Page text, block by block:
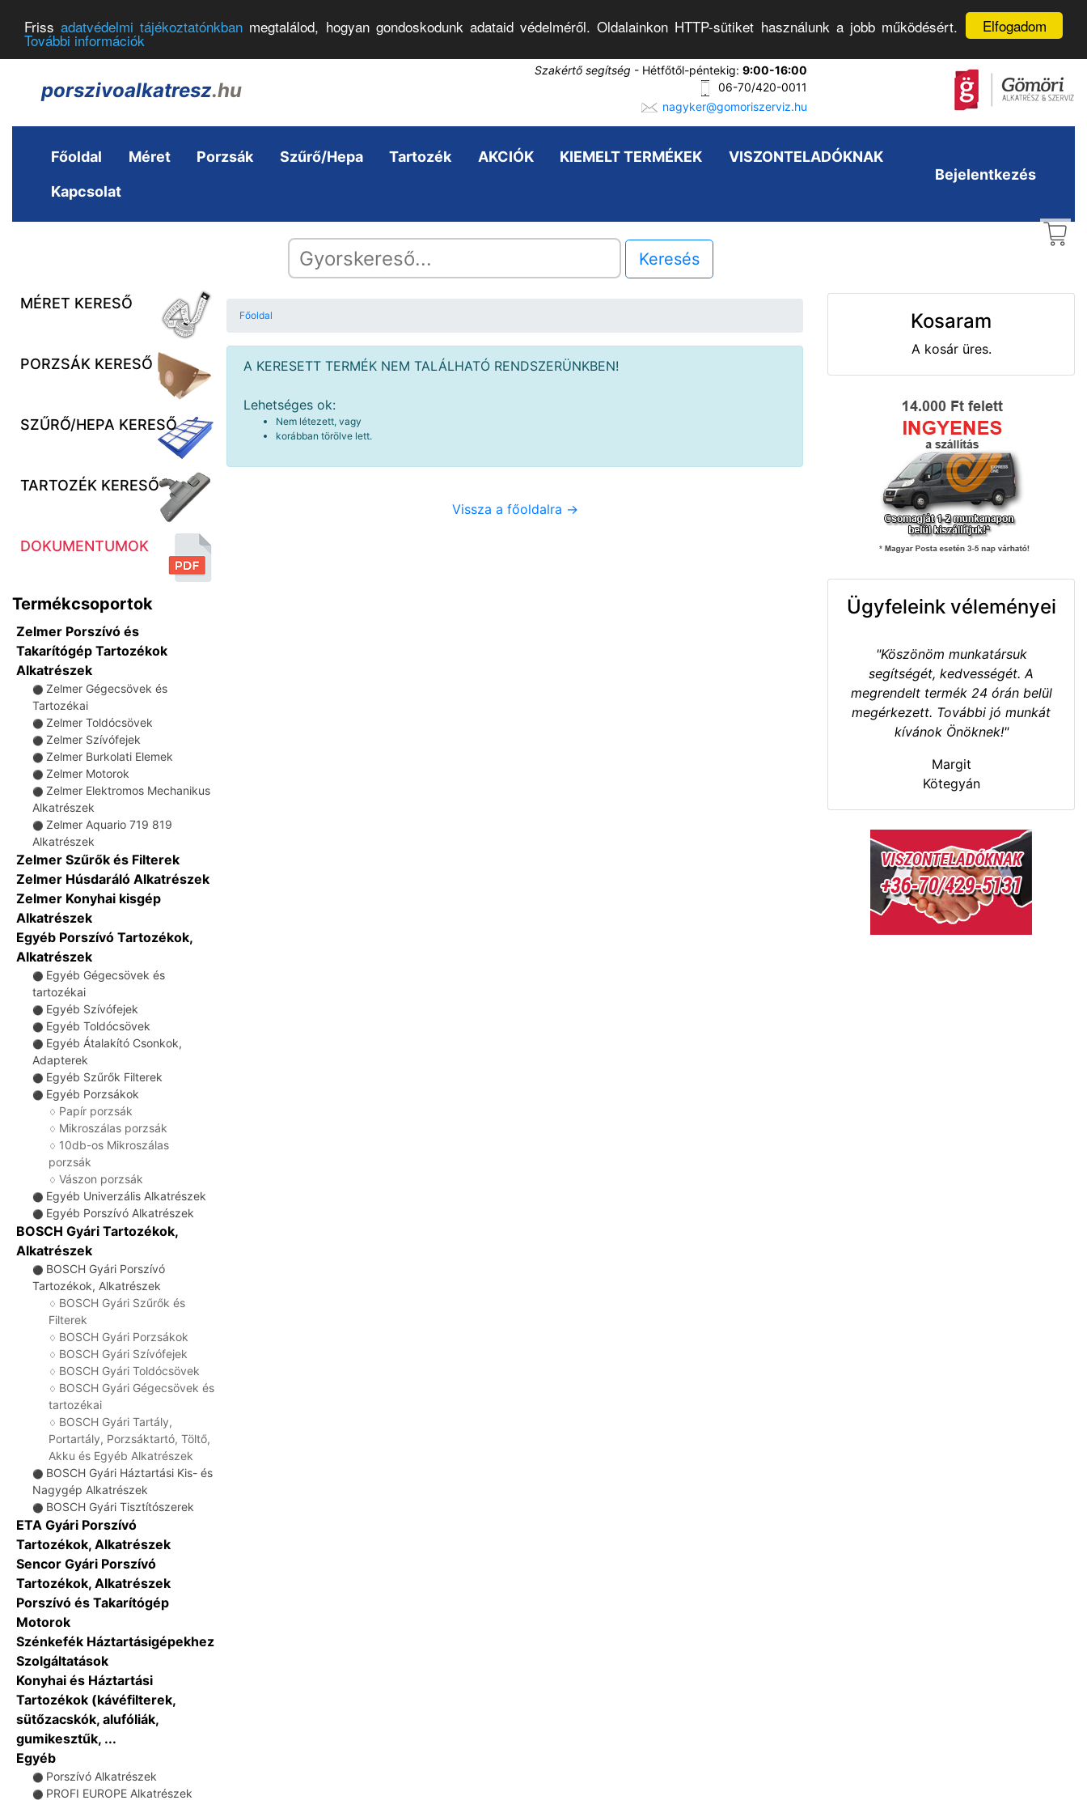
Elfogadom
Frissadatvédelmi tájékoztatónkban megtalálod, hogyan gondoskodunk adataid védelméről. Oldalainkon HTTP-sütiket használunk a jobb működésért.
További információk
porszivoalkatresz.hu
Szakértő segítség - Hétfőtől-péntekig: 9:00-16:00
06-70/420-0011
nagyker@gomoriszerviz.hu
Főoldal Méret Porzsák Szűrő/Hepa Tartozék AKCIÓK KIEMELT TERMÉKEK VISZONTELADÓKNAK
Kapcsolat
Bejelentkezés
Keresés
MÉRET KERESŐ
PORZSÁK KERESŐ
SZŰRŐ/HEPA KERESŐ
TARTOZÉK KERESŐ
DOKUMENTUMOK
Termékcsoportok
Zelmer Porszívó és
Takarítógép Tartozékok
Alkatrészek
⚫ Zelmer Gégecsövek és
Tartozékai
⚫ Zelmer Toldócsövek
⚫ Zelmer Szívófejek
⚫ Zelmer Burkolati Elemek
⚫ Zelmer Motorok
⚫ Zelmer Elektromos Mechanikus
Alkatrészek
⚫ Zelmer Aquario 719 819
Alkatrészek
Zelmer Szűrők és Filterek
Zelmer Húsdaráló Alkatrészek
Zelmer Konyhai kisgép
Alkatrészek
Egyéb Porszívó Tartozékok,
Alkatrészek
⚫ Egyéb Gégecsövek és
tartozékai
⚫ Egyéb Szívófejek
⚫ Egyéb Toldócsövek
⚫ Egyéb Átalakító Csonkok,
Adapterek
⚫ Egyéb Szűrők Filterek
⚫ Egyéb Porzsákok
♢ Papír porzsák
♢ Mikroszálas porzsák
♢ 10db-os Mikroszálas
porzsák
♢ Vászon porzsák
⚫ Egyéb Univerzális Alkatrészek
⚫ Egyéb Porszívó Alkatrészek
BOSCH Gyári Tartozékok,
Alkatrészek
⚫ BOSCH Gyári Porszívó
Tartozékok, Alkatrészek
♢ BOSCH Gyári Szűrők és
Filterek
♢ BOSCH Gyári Porzsákok
♢ BOSCH Gyári Szívófejek
♢ BOSCH Gyári Toldócsövek
♢ BOSCH Gyári Gégecsövek és
tartozékai
♢ BOSCH Gyári Tartály,
Portartály, Porzsáktartó, Töltő,
Akku és Egyéb Alkatrészek
⚫ BOSCH Gyári Háztartási Kis- és
Nagygép Alkatrészek
⚫ BOSCH Gyári Tisztítószerek
ETA Gyári Porszívó
Tartozékok, Alkatrészek
Sencor Gyári Porszívó
Tartozékok, Alkatrészek
Porszívó és Takarítógép
Motorok
Szénkefék Háztartásigépekhez
Szolgáltatások
Konyhai és Háztartási
Tartozékok (kávéfilterek,
sütőzacskók, alufóliák,
gumikesztűk, ...
Egyéb
⚫ Porszívó Alkatrészek
⚫ PROFI EUROPE Alkatrészek
Főoldal
A KERESETT TERMÉK NEM TALÁLHATÓ RENDSZERÜNKBEN!
Lehetséges ok:
Nem létezett, vagy
korábban törölve lett.
Vissza a főoldalra ->
Kosaram
A kosár üres.
Ügyfeleink véleményei
"Köszönöm munkatársuk
segítségét, kedvességét. A
megrendelt termék 24 órán belül
megérkezett. További jó munkát
kívánok Önöknek!"
Margit
Kötegyán